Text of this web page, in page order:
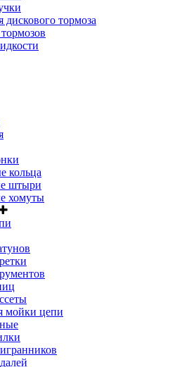
дискового тормоза
кольца
штыри
хомуты
мойки цепи